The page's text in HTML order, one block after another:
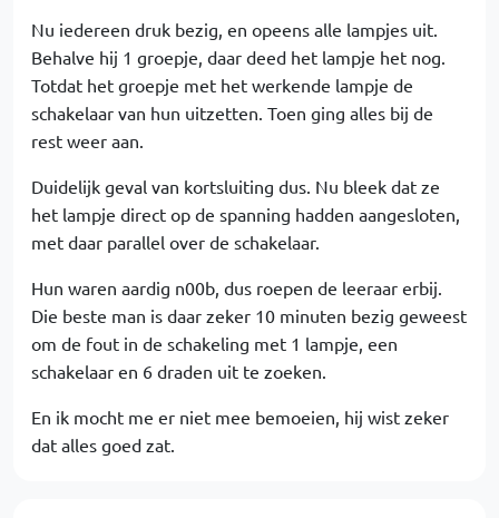
Nu iedereen druk bezig, en opeens alle lampjes uit.
Behalve hij 1 groepje, daar deed het lampje het nog.
Totdat het groepje met het werkende lampje de
schakelaar van hun uitzetten. Toen ging alles bij de
rest weer aan.
Duidelijk geval van kortsluiting dus. Nu bleek dat ze
het lampje direct op de spanning hadden aangesloten,
met daar parallel over de schakelaar.
Hun waren aardig n00b, dus roepen de leeraar erbij.
Die beste man is daar zeker 10 minuten bezig geweest
om de fout in de schakeling met 1 lampje, een
schakelaar en 6 draden uit te zoeken.
En ik mocht me er niet mee bemoeien, hij wist zeker
dat alles goed zat.